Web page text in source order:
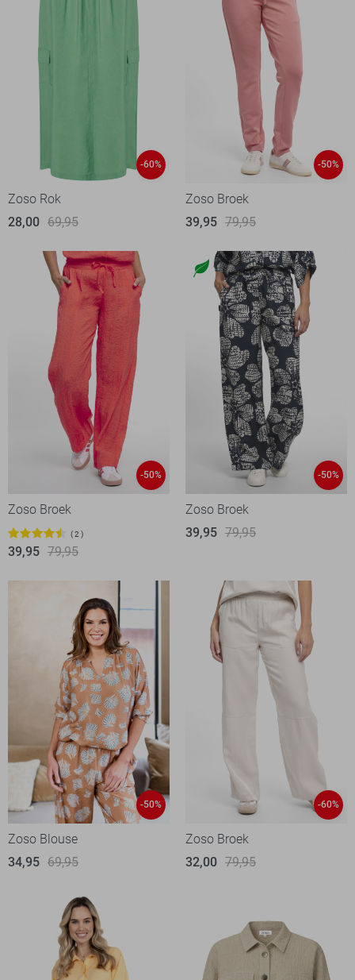
-60%
Zoso Rok
28,00 69,95
-50%
Zoso Broek
39,95 79,95
-50%
Zoso Broek
2
39,95 79,95
-50%
Zoso Broek
39,95 79,95
-50%
Zoso Blouse
34,95 69,95
-60%
Zoso Broek
32,00 79,95